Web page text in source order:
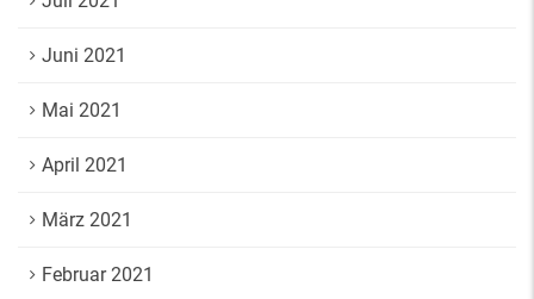
Juni 2021
Mai 2021
April 2021
März 2021
Februar 2021